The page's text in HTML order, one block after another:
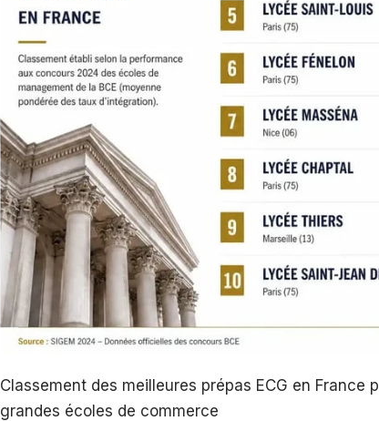
Classement des meilleures prépas ECG en France
grandes écoles de commerce